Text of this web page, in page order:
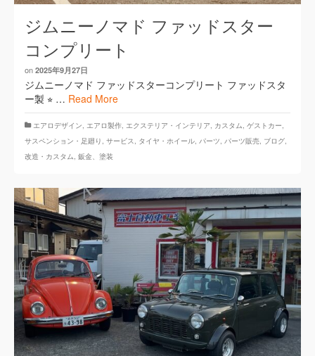
ジムニーノマド ファッドスター
コンプリート
on 2025年9月27日
ジムニーノマド ファッドスターコンプリート ファッドスタ
ー製 ⭐︎ … Read More
エアロデザイン, エアロ製作, エクステリア・インテリア, カスタム, ゲストカー,
サスペンション・足廻り , サービス, タイヤ・ホイール, パーツ, パーツ販売, ブログ,
改造・カスタム, 鈑金、塗装